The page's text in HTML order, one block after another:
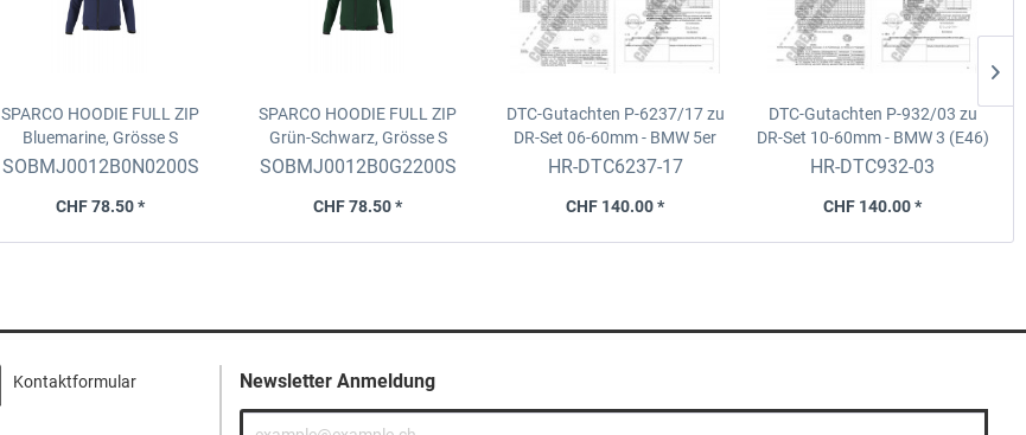
SPARCO HOODIE FULL ZIP
Bluemarine, Grösse S
SOBMJ0012B0N0200S
CHF 78.50 *
SPARCO HOODIE FULL ZIP
Grün-Schwarz, Grösse S
SOBMJ0012B0G2200S
CHF 78.50 *
DTC-Gutachten P-6237/17 zu
DR-Set 06-60mm - BMW 5er
(G5L/G5K) Limousine/Kombi
HR-DTC6237-17
CHF 140.00 *
DTC-Gutachten P-932/03 zu
DR-Set 10-60mm - BMW 3 (E46)
2-/4WD
HR-DTC932-03
CHF 140.00 *
Kontaktformular Newsletter Anmeldung